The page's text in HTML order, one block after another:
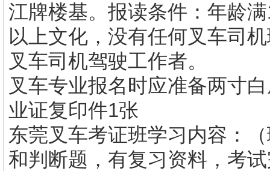
江牌楼基。报读条件：年龄
以上文化，没有任何叉车司
叉车司机驾驶工作者。
叉车专业报名时应准备两寸
业证复印件1张
东莞叉车考证班学习内容：
和判断题，有复习资料，考